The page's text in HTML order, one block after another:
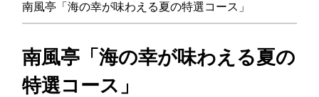
南風亭「海の幸が味わえる夏の特選コース」
南風亭「海の幸が味わえる夏の
特選コース」